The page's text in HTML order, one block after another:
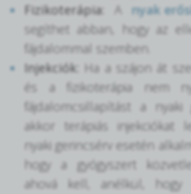
Fizikoterápia:
A nyak
segíthet abban, hogy az
fájdalommal szemben.
Injekciók: Ha a szájon át
és a fizikoterápia nem
fájdalomcsillapítást a nyaki
akkor terápiás injekciókat
nyaki gerincsérv esetén
hogy a gyógyszert
ahová kell, anélkül, hogy